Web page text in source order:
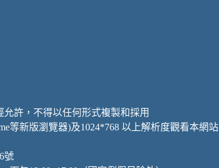
許，不得以任何形式複製和採用
等新版瀏覽器)及1024*768 以上解析度觀看本網站
號